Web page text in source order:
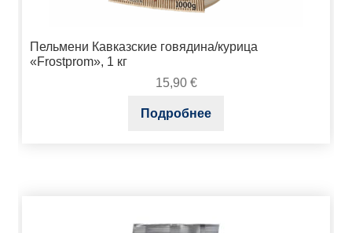
Пельмени Кавказские говядина/курица
«Frostprom», 1 кг
15,90 €
Подробнее